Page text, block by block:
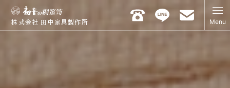
株式会社 田中家具製作所 Menu